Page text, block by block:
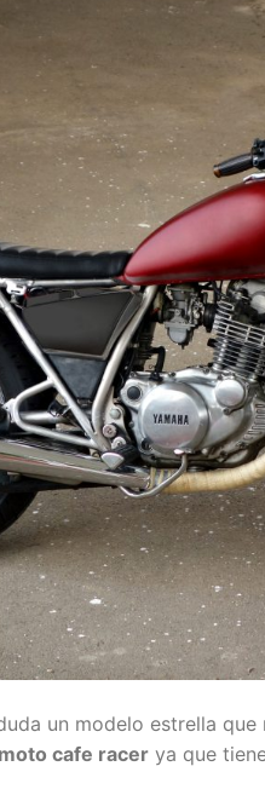
un modelo estrella
cafe racer ya que